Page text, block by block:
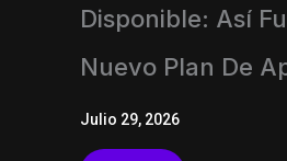
Disponible: Así
Nuevo Plan De
Julio 29, 2026